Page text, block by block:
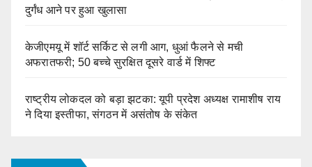
दुर्गंध आने पर हुआ खुलासा
केजीएमयू में शॉर्ट सर्किट से लगी आग, धुआं फैलने से मची
अफरातफरी; 50 बच्चे सुरक्षित दूसरे वार्ड में शिफ्ट
राष्ट्रीय लोकदल को बड़ा झटका: यूपी प्रदेश अध्यक्ष रामाशीष राय
ने दिया इस्तीफा, संगठन में असंतोष के संकेत